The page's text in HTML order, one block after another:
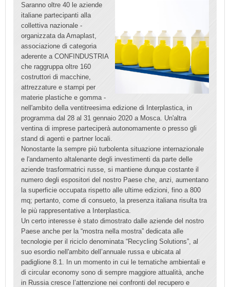
Saranno oltre 40 le aziende
italiane partecipanti alla
collettiva nazionale -
organizzata da Amaplast,
associazione di categoria
aderente a CONFINDUSTRIA
che raggruppa oltre 160
costruttori di macchine,
attrezzature e stampi per
materie plastiche e gomma -
nell'ambito della ventitreesima edizione di Interplastica, in
programma dal 28 al 31 gennaio 2020 a Mosca. Un'altra
ventina di imprese parteciperà autonomamente o presso gli
stand di agenti e partner locali.
Nonostante la sempre più turbolenta situazione internazionale
e l'andamento altalenante degli investimenti da parte delle
aziende trasformatrici russe, si mantiene dunque costante il
numero degli espositori del nostro Paese che, anzi, aumentano
la superficie occupata rispetto alle ultime edizioni, fino a 800
mq; pertanto, come di consueto, la presenza italiana risulta tra
le più rappresentative a Interplastica.
Un certo interesse è stato dimostrato dalle aziende del nostro
Paese anche per la “mostra nella mostra” dedicata alle
tecnologie per il riciclo denominata “Recycling Solutions”, al
suo esordio nell'ambito dell’annuale russa e ubicata al
padiglione 8.1. In un momento in cui le tematiche ambientali e
di circular economy sono di sempre maggiore attualità, anche
in Russia cresce l’attenzione nei confronti del recupero e